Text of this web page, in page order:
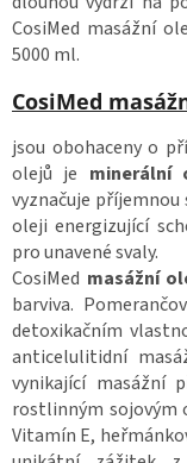
CosiMed masážní
5000 ml.
CosiMed
jsou obohaceny o
olejů je minerální
vyznačuje
oleji energizující
pro unavené svaly.
CosiMed masážní
barviva.
detoxikačním
anticelulitidní
vynikající masážní
rostlinným sojovým
Vitamín E,